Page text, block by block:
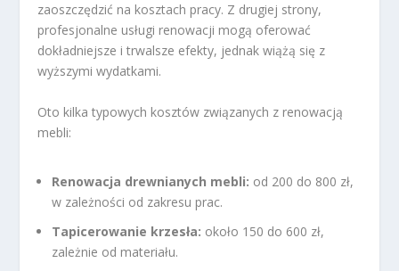
zaoszczędzić na kosztach pracy. Z drugiej strony,
profesjonalne usługi renowacji mogą oferować
dokładniejsze i trwalsze efekty, jednak wiążą się z
wyższymi wydatkami.
Oto kilka typowych kosztów związanych z renowacją
mebli:
Renowacja drewnianych mebli: od 200 do 800 zł,
w zależności od zakresu prac.
Tapicerowanie krzesła: około 150 do 600 zł,
zależnie od materiału.